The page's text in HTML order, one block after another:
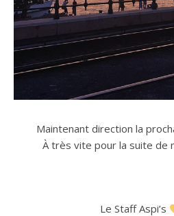
Maintenant direction la
À très vite pour la suite de
Le Staff Aspi’s